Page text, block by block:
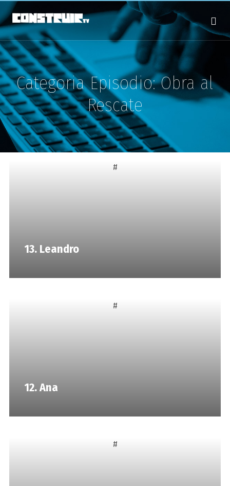
Categoria Episodio:Obra al
Rescate
#
13. Leandro
#
12. Ana
#